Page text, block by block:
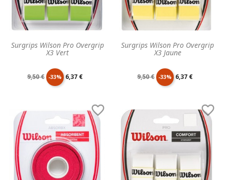
Surgrips Wilson Pro Overgrip
X3 Vert
Prix
9,50 € -33% Prix
6,37 €
Surgrips Wilson Pro Overgrip
X3 Jaune
Prix
9,50 € -33% Prix
6,37 €
 